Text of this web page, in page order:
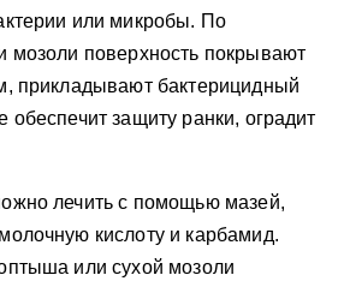
или микробы. По
мозоли поверхность покрывают
прикладывают бактерицидный
обеспечит защиту ранки, оградит
лечить с помощью мазей,
кислоту и карбамид.
или сухой мозоли